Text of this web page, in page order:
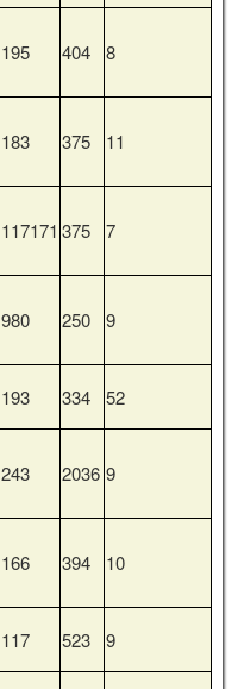
195 404 8
183 375 11
117171 375 7
980 250 9
193 334 52
243 2036 9
166 394 10
117 523 9